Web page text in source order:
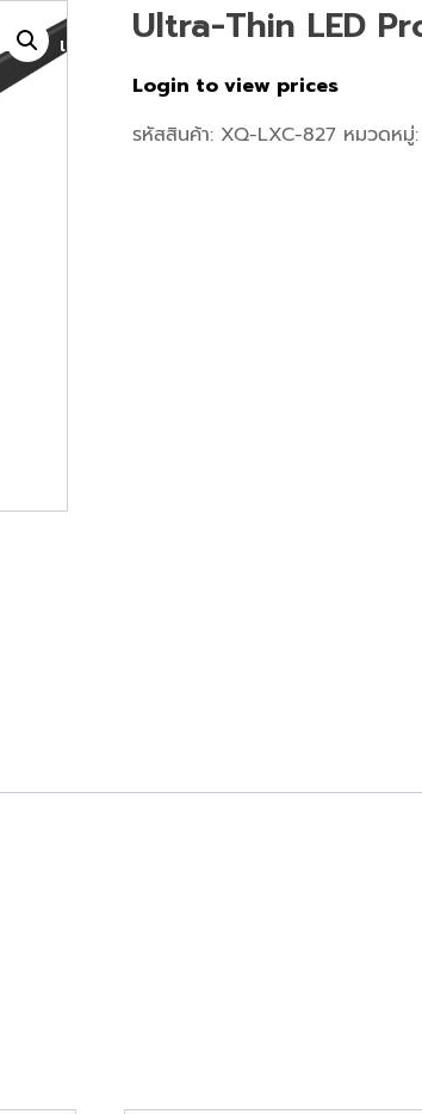
หน้าแรกเกี่ยวกับเรา สินค้า โปรเจค บ
Ultra-Thin LED
Login to view prices
รหัสสินค้า: XQ-LXC-827 หมวดหมู่: